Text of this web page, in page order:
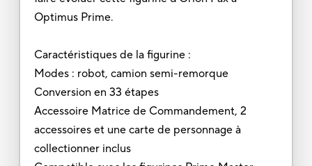
Optimus Prime.
Caractéristiques de la figurine :
Modes : robot, camion semi-remorque
Conversion en 33 étapes
Accessoire Matrice de Commandement, 2
accessoires et une carte de personnage à
collectionner inclus